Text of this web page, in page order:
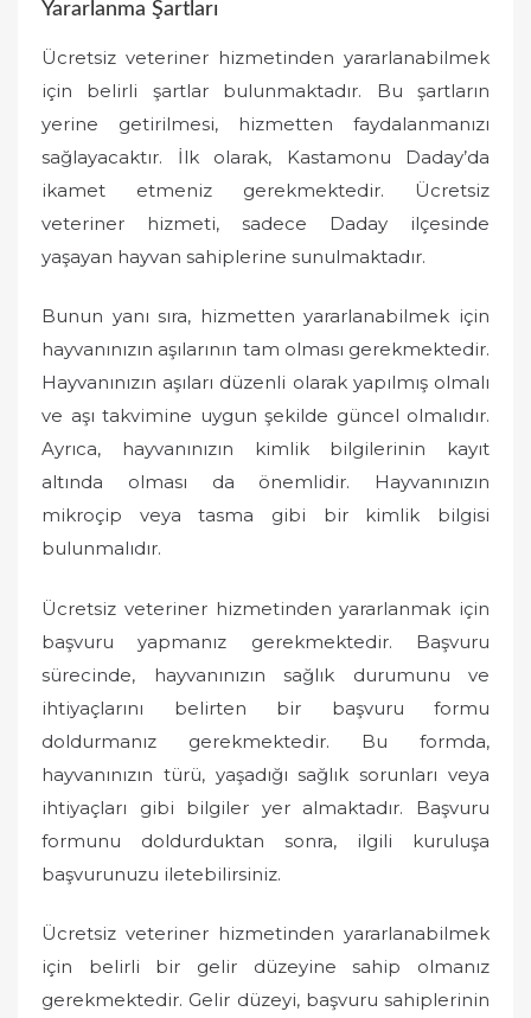
Yararlanma Şartları
Ücretsiz veteriner hizmetinden yararlanabilmek
için belirli şartlar bulunmaktadır. Bu şartların
yerine getirilmesi, hizmetten faydalanmanızı
sağlayacaktır. İlk olarak, Kastamonu Daday’da
ikamet etmeniz gerekmektedir. Ücretsiz
veteriner hizmeti, sadece Daday ilçesinde
yaşayan hayvan sahiplerine sunulmaktadır.
Bunun yanı sıra, hizmetten yararlanabilmek için
hayvanınızın aşılarının tam olması gerekmektedir.
Hayvanınızın aşıları düzenli olarak yapılmış olmalı
ve aşı takvimine uygun şekilde güncel olmalıdır.
Ayrıca, hayvanınızın kimlik bilgilerinin kayıt
altında olması da önemlidir. Hayvanınızın
mikroçip veya tasma gibi bir kimlik bilgisi
bulunmalıdır.
Ücretsiz veteriner hizmetinden yararlanmak için
başvuru yapmanız gerekmektedir. Başvuru
sürecinde, hayvanınızın sağlık durumunu ve
ihtiyaçlarını belirten bir başvuru formu
doldurmanız gerekmektedir. Bu formda,
hayvanınızın türü, yaşadığı sağlık sorunları veya
ihtiyaçları gibi bilgiler yer almaktadır. Başvuru
formunu doldurduktan sonra, ilgili kuruluşa
başvurunuzu iletebilirsiniz.
Ücretsiz veteriner hizmetinden yararlanabilmek
için belirli bir gelir düzeyine sahip olmanız
gerekmektedir. Gelir düzeyi, başvuru sahiplerinin